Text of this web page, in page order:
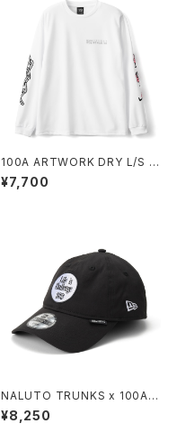
100A ARTWORK DRY L/S T
OP *FACE OKA
¥7,700
NALUTO TRUNKS x 100A x
NEW ERA 29TWENTY
¥8,250